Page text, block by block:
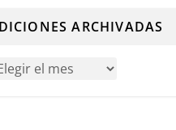
ARCHIVADAS